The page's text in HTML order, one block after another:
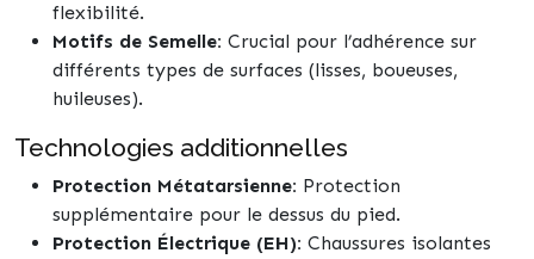
flexibilité.
Motifs de Semelle: Crucial pour l’adhérence sur
différents types de surfaces (lisses, boueuses,
huileuses).
Technologies additionnelles
Protection Métatarsienne: Protection
supplémentaire pour le dessus du pied.
Protection Électrique (EH): Chaussures isolantes